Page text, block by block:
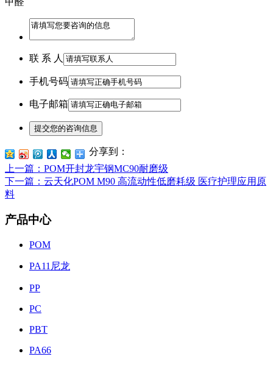
联 系 人
手机号码
电子邮箱
分享到：
上一篇 ：POM开封龙宇钢MC90耐磨级
下一篇 ：云天化POM M90 高流动性低磨耗级 医疗护理应用原
料
产品中心
POM
PA11尼龙
PP
PC
PBT
PA66